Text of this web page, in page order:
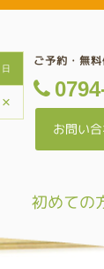
日
×
ご予約・無

お問い
初めての